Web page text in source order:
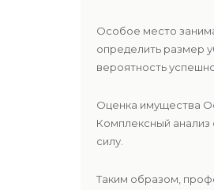
Особое место
определить размер
вероятность
Оценка имущества
Комплексный анализ
силу.
Таким образом,